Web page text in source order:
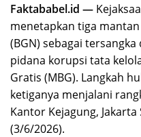
Faktababel.id —
menetapkan tiga
(BGN) sebagai
pidana korupsi tata
Gratis (MBG). Langkah
ketiganya menjalani
Kantor Kejagung,
(3/6/2026).